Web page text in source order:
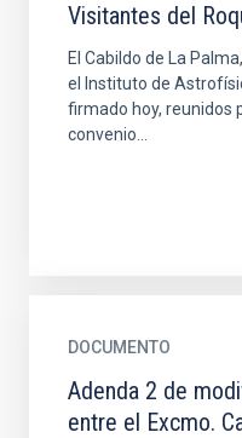
Visitantes del
El Cabildo de La
el Instituto de
firmado hoy, reunidos
convenio...
DOCUMENTO
Adenda 2 de
entre el Excmo.